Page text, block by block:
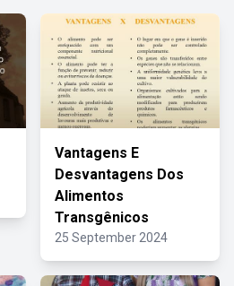
Vantagens E
Desvantagens Dos
Alimentos
Transgênicos
25 September 2024